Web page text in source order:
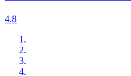
4.8